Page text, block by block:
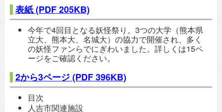
表紙(PDF 205KB)
今年で4回目となる妖怪祭り。3つの大学（熊本県
立大、熊本大、名城大）の協力で開催され、多く
の妖怪ファンらでにぎわいました。詳しくは15ペ
ージをご確認ください。
2から3ページ(PDF 396KB)
目次
人吉市関連施設